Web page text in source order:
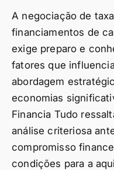
A negociação de
financiamentos de
exige preparo e
fatores que
abordagem
economias
Financia Tudo
análise criteriosa
compromisso
condições para a